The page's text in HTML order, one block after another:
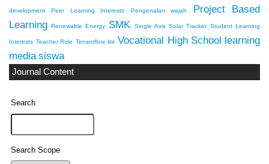
development Peer Learning Interests Pengenalan wajah
Project Based
Learning Renewable Energy SMK Single Axis Solar Tracker Student Learning
Interests Teacher Role Tensorflow lite Vocational High School learning
media siswa
Journal Content
Search
Search Scope